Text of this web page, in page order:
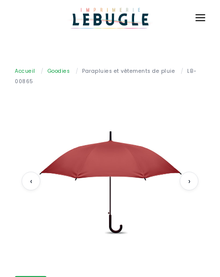
BASIQUE
Brochures
Dépliants
Affiches
CONTACT
Accueil / Goodies / Parapluies et vêtements de pluie /
LB-
00865
‹ ›